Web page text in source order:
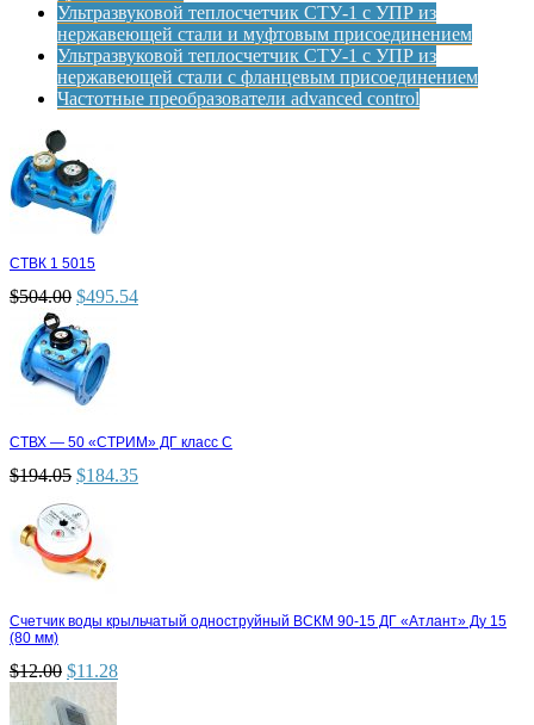
Ультразвуковой теплосчетчик СТУ-1 с УПР из
нержавеющей стали и муфтовым присоединением
Ультразвуковой теплосчетчик СТУ-1 с УПР из
нержавеющей стали с фланцевым присоединением
Частотные преобразователи advanced control
СТВК 1 5015
$504.00 $495.54
СТВХ — 50 «СТРИМ» ДГ класс С
$194.05 $184.35
Счетчик воды крыльчатый одноструйный ВСКМ 90-15 ДГ «Атлант» Ду 15
(80 мм)
$12.00 $11.28